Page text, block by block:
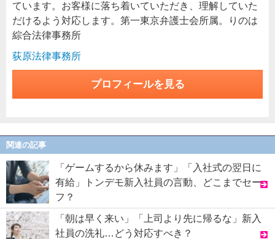
ています。お客様に落ち着いていただき、理解していた
だけるよう対応します。第一東京弁護士会所属。りのは
綜合法律事務所
荻原法律事務所
プロフィールを見る
関連の記事
「ゲームするから休みます」「入社式の翌日に
有給」トンデモ新入社員の言動、どこまでセー
フ？
「朝は早く来い」「上司より先に帰るな」新入
社員の洗礼…どう対応すべき？